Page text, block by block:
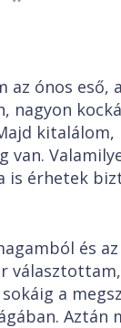
ónos eső,
nagyon
is érhetek
és
a
Aztán